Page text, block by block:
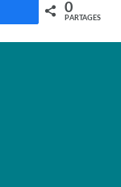
0
PARTAGES